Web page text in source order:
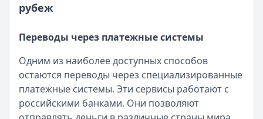
рубеж
Переводы через платежные системы
Одним из наиболее доступных способов
остаются переводы через специализированные
платежные системы. Эти сервисы работают с
российскими банками. Они позволяют